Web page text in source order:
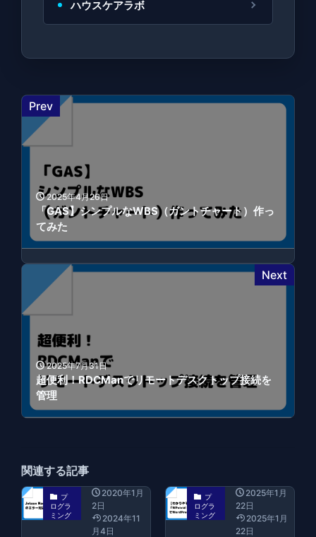
ハウスケアラボ
Prev
2025年4月26日
「GAS】シンプルなWBS（ガントチャート）作っ
てみた
Next
2025年7月31日
超便利！RDCManでリモートデスクトップ接続を
管理
関連する記事
プ
ログラ
ミング
2020年1月
2日
2024年11
月4日
プ
ログラ
ミング
2025年1月
22日
2025年1月
22日